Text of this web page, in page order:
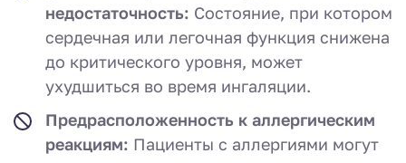
недостаточность: Состояние, при котором
сердечная или легочная функция снижена
до критического уровня, может
ухудшиться во время ингаляции.
Предрасположенность к аллергическим
реакциям: Пациенты с аллергиями могут